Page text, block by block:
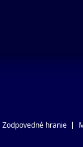
Zodpovedné hranie